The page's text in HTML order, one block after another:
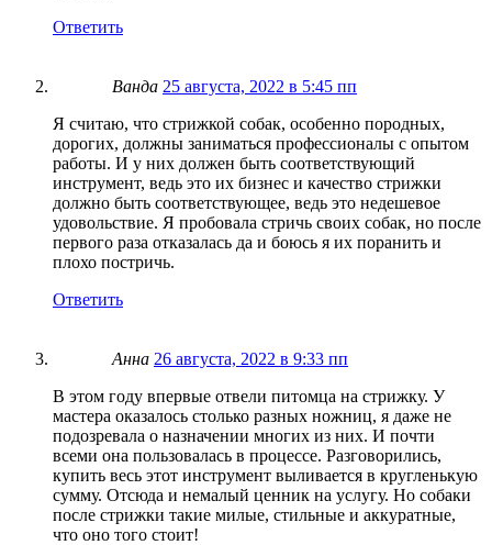
Ответить
Ванда 25 августа, 2022 в 5:45 пп
Я считаю, что стрижкой собак, особенно породных,
дорогих, должны заниматься профессионалы с опытом
работы. И у них должен быть соответствующий
инструмент, ведь это их бизнес и качество стрижки
должно быть соответствующее, ведь это недешевое
удовольствие. Я пробовала стричь своих собак, но после
первого раза отказалась да и боюсь я их поранить и
плохо постричь.
Ответить
Анна 26 августа, 2022 в 9:33 пп
В этом году впервые отвели питомца на стрижку. У
мастера оказалось столько разных ножниц, я даже не
подозревала о назначении многих из них. И почти
всеми она пользовалась в процессе. Разговорились,
купить весь этот инструмент выливается в кругленькую
сумму. Отсюда и немалый ценник на услугу. Но собаки
после стрижки такие милые, стильные и аккуратные,
что оно того стоит!